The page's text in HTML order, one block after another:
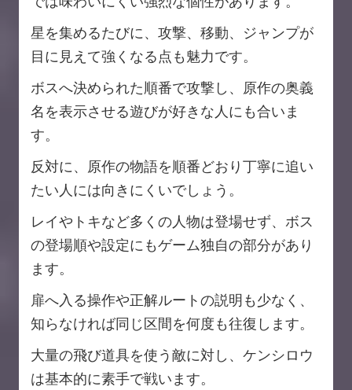
星を集めるたびに、攻撃、移動、ジャンプが
目に見えて強くなる点も魅力です。
ボスへ決められた順番で攻撃し、原作の奥義
名を表示させる遊びが好きな人にも合いま
す。
反対に、原作の物語を順番どおり丁寧に追い
たい人には向きにくいでしょう。
レイやトキなど多くの人物は登場せず、ボス
の登場順や設定にもゲーム独自の部分があり
ます。
扉へ入る操作や正解ルートの説明も少なく、
知らなければ同じ区間を何度も往復します。
大量の飛び道具を使う敵に対し、ケンシロウ
は基本的に素手で戦います。